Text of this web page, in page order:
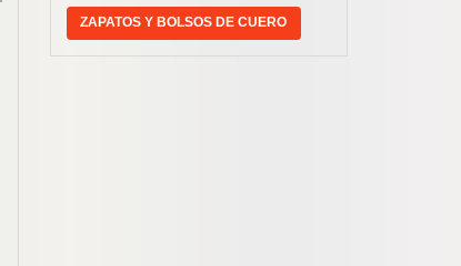
ZAPATOS Y BOLSOS DE CUERO